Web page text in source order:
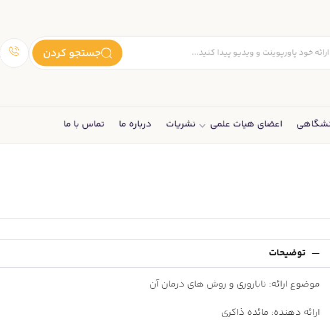
جستجو کردن
اعضای هیات علمی نشریات درباره ما تماس با ما
توضیحات
موضوع ارائه: ناباروری و روش های درمان آن
ارائه دهنده: مائده ذاکری